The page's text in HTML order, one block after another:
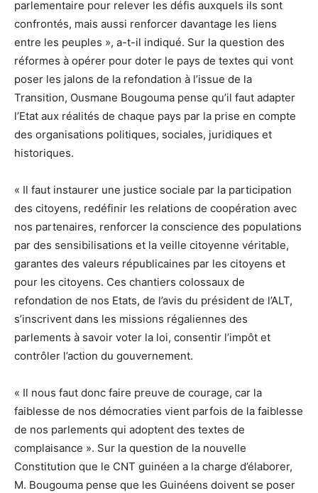
parlementaire pour relever les défis auxquels ils sont
confrontés, mais aussi renforcer davantage les liens
entre les peuples », a-t-il indiqué. Sur la question des
réformes à opérer pour doter le pays de textes qui vont
poser les jalons de la refondation à l’issue de la
Transition, Ousmane Bougouma pense qu’il faut adapter
l’Etat aux réalités de chaque pays par la prise en compte
des organisations politiques, sociales, juridiques et
historiques.
« Il faut instaurer une justice sociale par la participation
des citoyens, redéfinir les relations de coopération avec
nos partenaires, renforcer la conscience des populations
par des sensibilisations et la veille citoyenne véritable,
garantes des valeurs républicaines par les citoyens et
pour les citoyens. Ces chantiers colossaux de
refondation de nos Etats, de l’avis du président de l’ALT,
s’inscrivent dans les missions régaliennes des
parlements à savoir voter la loi, consentir l’impôt et
contrôler l’action du gouvernement.
« Il nous faut donc faire preuve de courage, car la
faiblesse de nos démocraties vient parfois de la faiblesse
de nos parlements qui adoptent des textes de
complaisance ». Sur la question de la nouvelle
Constitution que le CNT guinéen a la charge d’élaborer,
M. Bougouma pense que les Guinéens doivent se poser